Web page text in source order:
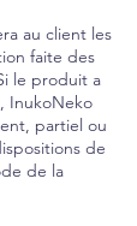
au client les
faite des
le produit a
InukoNeko
partiel ou
de
de la